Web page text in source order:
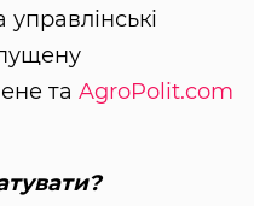
управлінські
та AgroPolit.com